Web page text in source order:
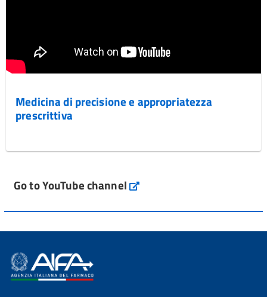
Medicina di precisione e appropriatezza
prescrittiva
Go to YouTube channel